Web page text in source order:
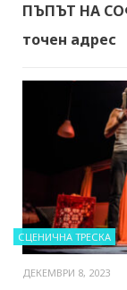
ПЪПЪТ НА
точен адрес
СЦЕНИЧНА ТРЕСКА
ДЕКЕМВРИ 8, 2023